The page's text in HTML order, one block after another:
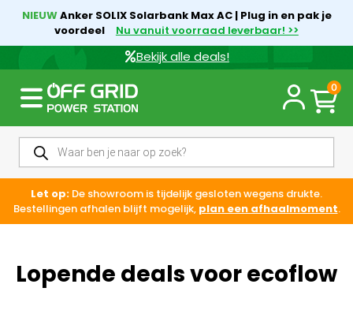
NIEUWAnker SOLIX Solarbank Max AC | Plug in en pak je
voordeel
Nu vanuit voorraad leverbaar! >>
Bekijk alle deals!
0
Let op: De showroom is tijdelijk gesloten wegens drukte.
Bestellingen afhalen blijft mogelijk, plan een afhaalmoment.
Lopende deals voor ecoflow